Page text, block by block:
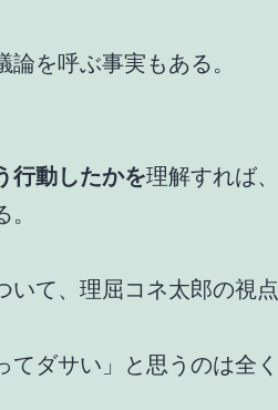
を呼ぶ事実もある。
行動したかを理解すれば、
いて、理屈コネ太郎の視点
てダサい」と思うのは全く